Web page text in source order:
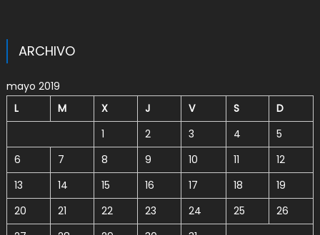
ARCHIVO
mayo 2019
L
M X J V S
D
1
2 3 4
5
6
7 8 9 10 11
12
13
14 15 16 17 18
19
20
21 22 23 24 25
26